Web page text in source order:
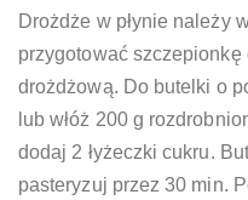
Drożdże w płynie należy
przygotować szczepionkę
drożdżową. Do butelki o
lub włóż 200 g
dodaj 2 łyżeczki cukru.
pasteryzuj przez 30 min.